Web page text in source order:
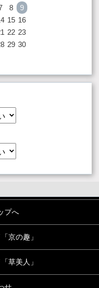
8
9
15 16
22 23
29 30
プへ
京の趣」
草美人」